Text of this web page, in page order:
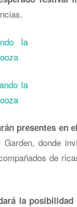
presentes en
donde
de
la